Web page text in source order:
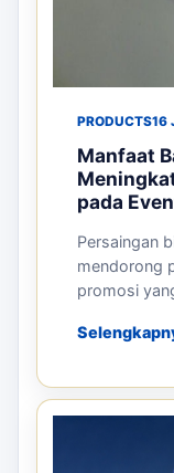
PRODUCTS16
Manfaat
pada
Persaingan
mendorong
promosi